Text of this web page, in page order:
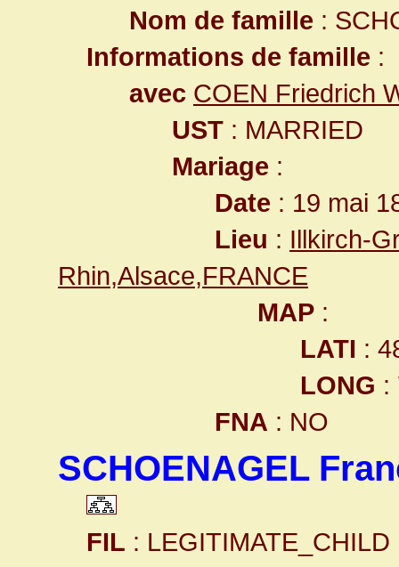
Nom de famille :
Informations de famille :
avec COEN Friedrich
UST : MARRIED
Mariage :
Date : 19 mai
Lieu : Illkirch-
Rhin,Alsace,FRANCE
MAP :
LATI :
LONG :
FNA : NO
SCHOENAGEL
FIL : LEGITIMATE_CHILD